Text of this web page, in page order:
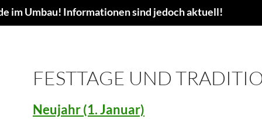
im Umbau! Informationen sind jedoch aktuell!
FESTTAGE UND
Neujahr (1. Januar)